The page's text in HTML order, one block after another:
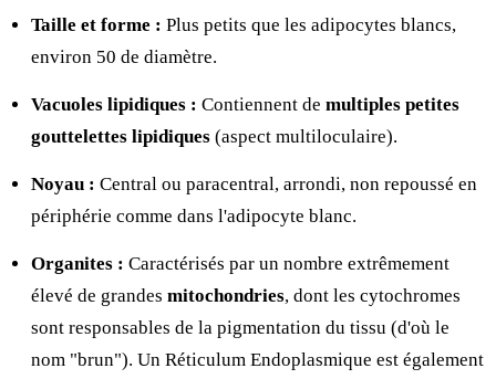
Taille et forme : Plus petits que les adipocytes blancs,
environ 50 de diamètre.
Vacuoles lipidiques : Contiennent de multiples petites
gouttelettes lipidiques (aspect multiloculaire).
Noyau : Central ou paracentral, arrondi, non repoussé en
périphérie comme dans l'adipocyte blanc.
Organites : Caractérisés par un nombre extrêmement
élevé de grandes mitochondries, dont les cytochromes
sont responsables de la pigmentation du tissu (d'où le
nom "brun"). Un Réticulum Endoplasmique est également